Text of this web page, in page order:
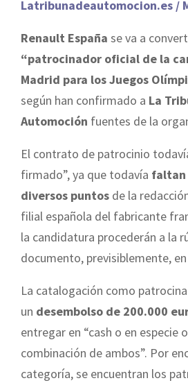
Latribunadeautomocion.es /
Renault España se va a
“patrocinador oficial de la
Madrid para los Juegos
según han confirmado a La
Automoción fuentes de la
El contrato de patrocinio
firmado”, ya que todavía faltan
diversos puntos de la
filial española del fabricante
la candidatura procederán a la
documento, previsiblemente,
La catalogación como
un desembolso de 200.000
entregar en “cash o en especie
combinación de ambos”. Por
categoría, se encuentran los